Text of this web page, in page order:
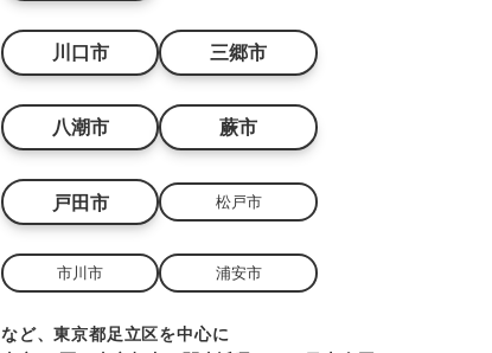
川口市 三郷市
八潮市 蕨市
戸田市 松戸市
市川市 浦安市
など、東京都足立区を中心に